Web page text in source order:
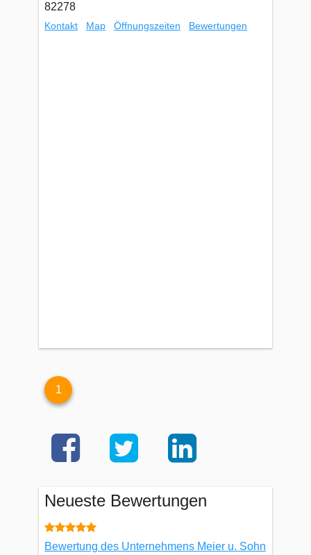
82278
Kontakt Map Öffnungszeiten Bewertungen
1
Neueste Bewertungen
Bewertung des Unternehmens Meier u. Sohn